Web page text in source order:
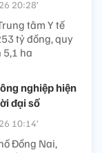
20:28’
tâm Y tế
tỷ đồng, quy
ha
nghiệp hiện
đại số
10:14’
Đồng Nai,